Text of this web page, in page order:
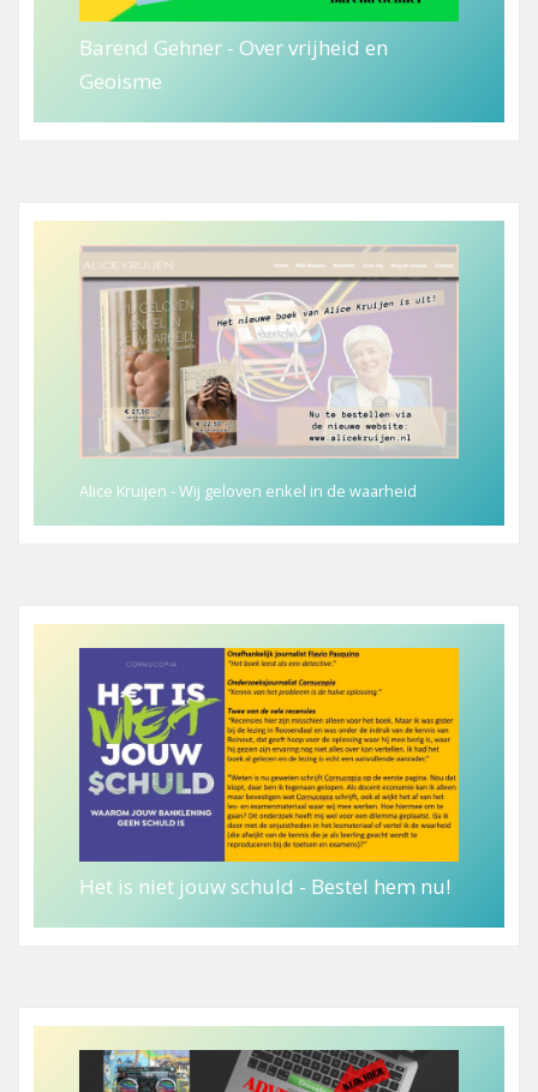
Barend Gehner - Over vrijheid en
Geoisme
Alice Kruijen - Wij geloven enkel in de waarheid
Het is niet jouw schuld - Bestel hem nu!